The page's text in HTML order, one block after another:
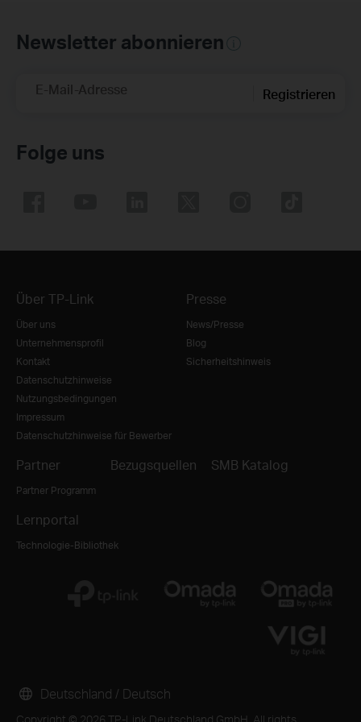
Newsletter abonnieren
E-Mail-Adresse Registrieren
Folge uns
Über TP-Link
Über uns
Unternehmensprofil
Kontakt
Datenschutzhinweise
Nutzungsbedingungen
Impressum
Datenschutzhinweise für Bewerber
Presse
News/Presse
Blog
Sicherheitshinweis
Partner
Partner Programm
Bezugsquellen SMB Katalog
Lernportal
Technologie-Bibliothek
Copyright © 2026 TP-Link Deutschland GmbH. All rights
Deutschland / Deutsch